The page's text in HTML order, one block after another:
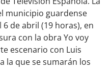
municipio guardense
de abril (19 horas), en
con la obra Yo voy
escenario con Luis
la que se sumarán los